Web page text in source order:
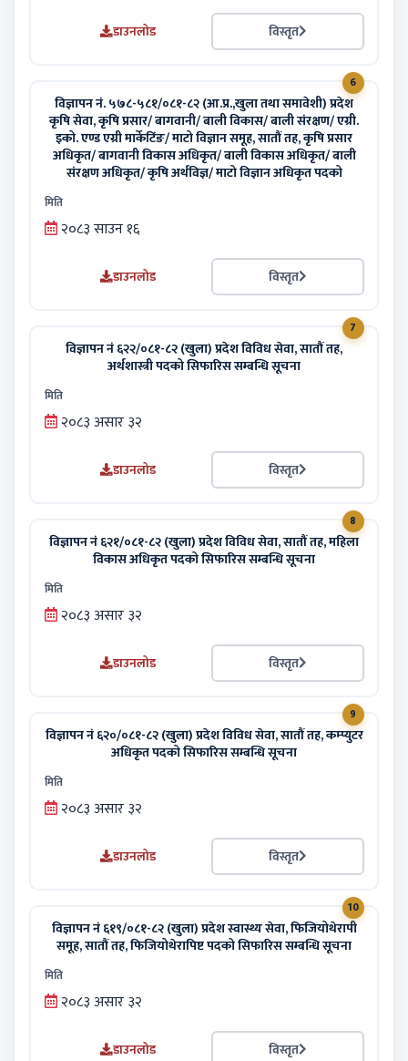
डाउनलोड विस्तृत
6
विज्ञापन नं. ५७८-५८१/०८१-८२ (आ.प्र.,खुला तथा समावेशी) प्रदेश
कृषि सेवा, कृषि प्रसार/ बागवानी/ बाली विकास/ बाली संरक्षण/ एग्री.
इको. एण्ड एग्री मार्केटिंङ/ माटो विज्ञान समूह, सातौं तह, कृषि प्रसार
अधिकृत/ बागवानी विकास अधिकृत/ बाली विकास अधिकृत/ बाली
संरक्षण अधिकृत/ कृषि अर्थविज्ञ/ माटो विज्ञान अधिकृत पदको
मिति
२०८३ साउन १६
डाउनलोड विस्तृत
7
विज्ञापन नं ६२२/०८१-८२ (खुला) प्रदेश विविध सेवा, सातौं तह,
अर्थशास्त्री पदको सिफारिस सम्बन्धि सूचना
मिति
२०८३ असार ३२
डाउनलोड विस्तृत
8
विज्ञापन नं ६२१/०८१-८२ (खुला) प्रदेश विविध सेवा, सातौं तह, महिला
विकास अधिकृत पदको सिफारिस सम्बन्धि सूचना
मिति
२०८३ असार ३२
डाउनलोड विस्तृत
9
विज्ञापन नं ६२०/०८१-८२ (खुला) प्रदेश विविध सेवा, सातौं तह, कम्प्युटर
अधिकृत पदको सिफारिस सम्बन्धि सूचना
मिति
२०८३ असार ३२
डाउनलोड विस्तृत
10
विज्ञापन नं ६१९/०८१-८२ (खुला) प्रदेश स्वास्थ्य सेवा, फिजियोथेरापी
समूह, सातौं तह, फिजियोथेरापिष्ट पदको सिफारिस सम्बन्धि सूचना
मिति
२०८३ असार ३२
डाउनलोड विस्तृत